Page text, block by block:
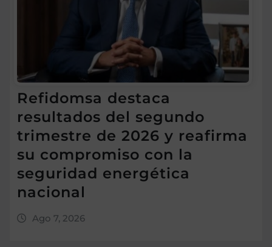
Refidomsa destaca
resultados del segundo
trimestre de 2026 y reafirma
su compromiso con la
seguridad energética
nacional
Ago 7, 2026